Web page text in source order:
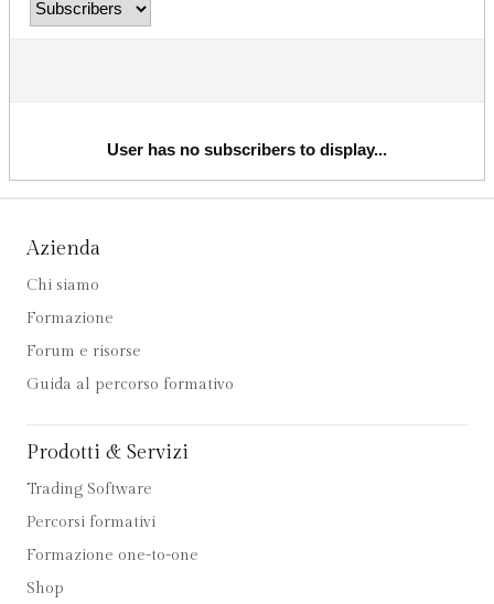
User has no subscribers to display...
Azienda
Chi siamo
Formazione
Forum e risorse
Guida al percorso formativo
Prodotti & Servizi
Trading Software
Percorsi formativi
Formazione one-to-one
Shop